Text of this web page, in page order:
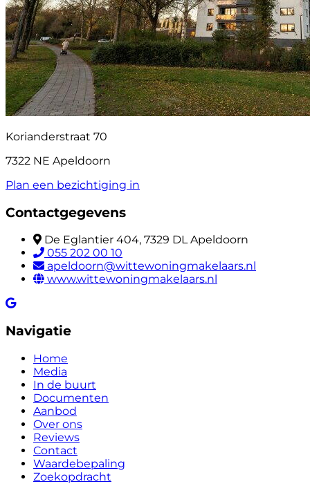
Korianderstraat 70
7322 NE Apeldoorn
Plan een bezichtiging in
Contactgegevens
De Eglantier 404, 7329 DL Apeldoorn
055 202 00 10
apeldoorn@wittewoningmakelaars.nl
www.wittewoningmakelaars.nl
Navigatie
Home
Media
In de buurt
Documenten
Aanbod
Over ons
Reviews
Contact
Waardebepaling
Zoekopdracht